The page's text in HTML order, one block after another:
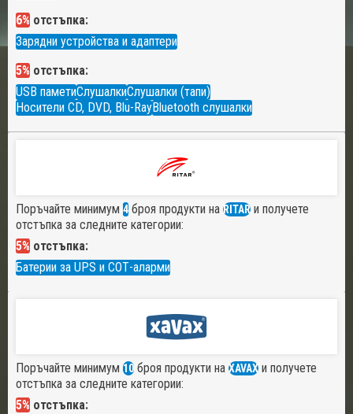
6% отстъпка:
Зарядни устройства и адаптери
5% отстъпка:
USB паметиСлушалкиСлушалки (тапи)
Носители CD, DVD, Blu-RayBluetooth слушалки
Поръчайте минимум 4 броя продукти на RITAR и получете
отстъпка за следните категории:
5% отстъпка:
Батерии за UPS и СОТ-аларми
Поръчайте минимум 10 броя продукти на XAVAX и получете
отстъпка за следните категории:
5% отстъпка: